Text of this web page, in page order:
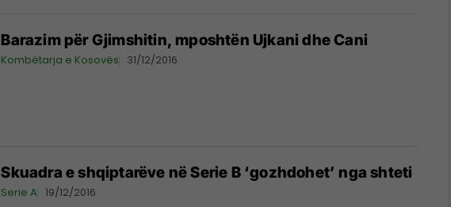
Barazim për Gjimshitin, mposhtën Ujkani dhe Cani
Kombëtarja e Kosovës 31/12/2016
Skuadra e shqiptarëve në Serie B ‘gozhdohet’ nga shteti
Serie A 19/12/2016